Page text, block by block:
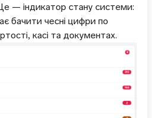
— індикатор стану системи:
бачити чесні цифри по
касі та документах.